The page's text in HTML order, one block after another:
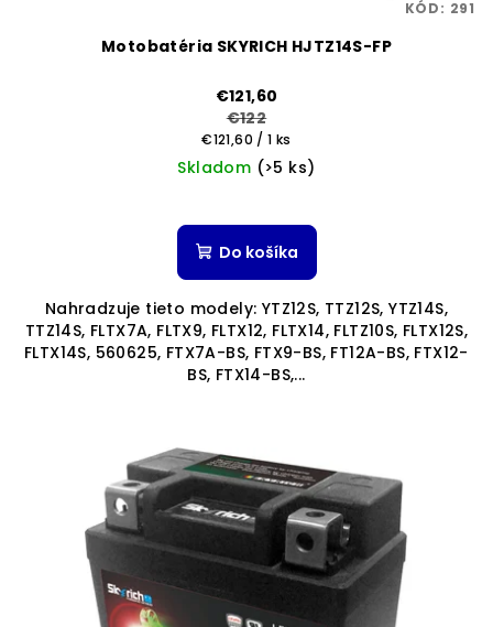
Motobatéria SKYRICH HJTZ14S-FP
€121,60
€122
Jednotková
cena:
€121,60 / 1 ks
Skladom (>5 ks)
hodnotenie
produktu
z
5
hviezdičiek.
Do košíka
Nahradzuje tieto modely: YTZ12S, TTZ12S, YTZ14S,
TTZ14S, FLTX7A, FLTX9, FLTX12, FLTX14, FLTZ10S, FLTX12S,
FLTX14S, 560625, FTX7A-BS, FTX9-BS, FT12A-BS, FTX12-
BS, FTX14-BS,...
KÓD: 291